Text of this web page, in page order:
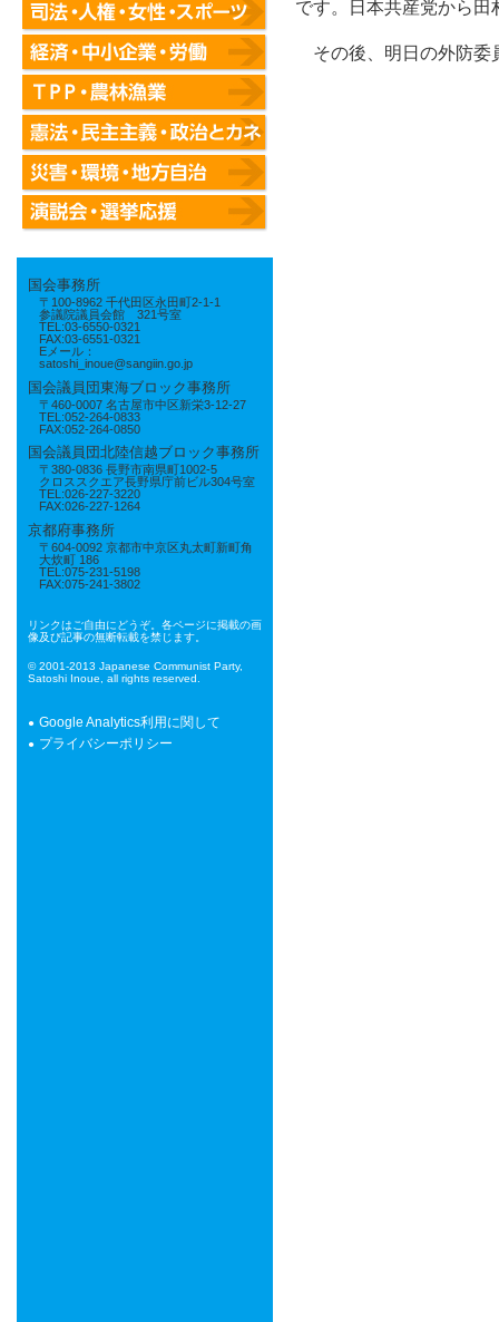
国会事務所
〒100-8962 千代田区永田町2-1-1
参議院議員会館 321号室
TEL:03-6550-0321
FAX:03-6551-0321
Eメール：
satoshi_inoue@sangiin.go.jp
国会議員団東海ブロック事務所
〒460-0007 名古屋市中区新栄3-12-27
TEL:052-264-0833
FAX:052-264-0850
国会議員団北陸信越ブロック事務所
〒380-0836 長野市南県町1002-5
クロススクエア長野県庁前ビル304号室
TEL:026-227-3220
FAX:026-227-1264
京都府事務所
〒604-0092 京都市中京区丸太町新町角
大炊町 186
TEL:075-231-5198
FAX:075-241-3802
リンクはご自由にどうぞ。各ページに掲載の画
像及び記事の無断転載を禁じます。
© 2001-2013 Japanese Communist Party,
Satoshi Inoue, all rights reserved.
Google Analytics利用に関して
プライバシーポリシー
です。日本共産党から
その後、明日の外防委